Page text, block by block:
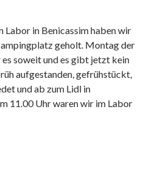
Labor in Benicassim haben wir
geholt. Montag der
soweit und es gibt jetzt kein
aufgestanden, gefrühstückt,
und ab zum Lidl in
11.00 Uhr waren wir im Labor